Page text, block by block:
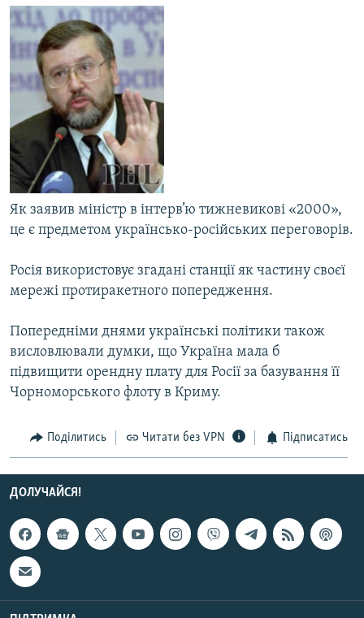
КРИМ РЕАЛІЇ
РУС
УКР
КТАТ
ДОЛУЧАЙСЯ!
Усі сайти RFE/RL
Як заявив міністр в інтерв’ю тижневикові «2000»,
це є предметом українсько-російських переговорів.
Росія використовує згадані станції як частину своєї
мережі протиракетного попередження.
Попередніми днями українські політики також
висловлювали думки, що Україна мала б
підвищити орендну плату для Росії за базування її
Чорноморського флоту в Криму.
Поділитись Читати без VPN Підписатись
ДОЛУЧАЙСЯ!